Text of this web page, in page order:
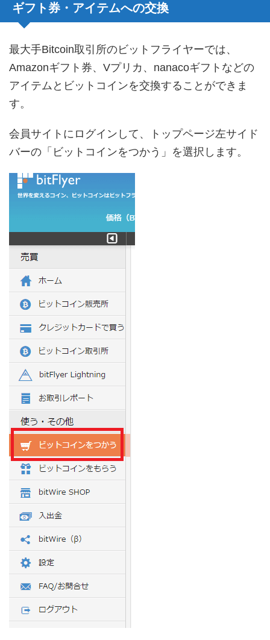
ギフト券・アイテムへの交換
最大手Bitcoin取引所のビットフライヤーでは、
Amazonギフト券、Vプリカ、nanacoギフトなどの
アイテムとビットコインを交換することができま
す。
会員サイトにログインして、トップページ左サイド
バーの「ビットコインをつかう」を選択します。